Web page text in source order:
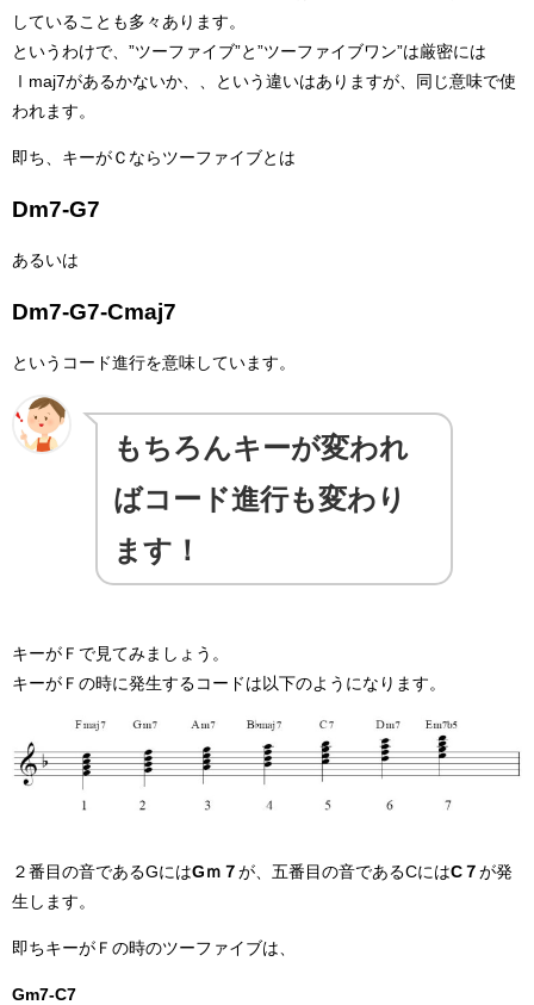
していることも多々あります。
というわけで、”ツーファイブ”と”ツーファイブワン”は厳密には
Ⅰmaj7があるかないか、、という違いはありますが、同じ意味で使
われます。
即ち、キーがＣならツーファイブとは
Dm7-G7
あるいは
Dm7-G7-Cmaj7
というコード進行を意味しています。
もちろんキーが変われ
ばコード進行も変わり
ます！
キーがＦで見てみましょう。
キーがＦの時に発生するコードは以下のようになります。
２番目の音であるGにはGｍ７ が、五番目の音であるCにはC７ が発
生します。
即ちキーがＦの時のツーファイブは、
Gm7-C7